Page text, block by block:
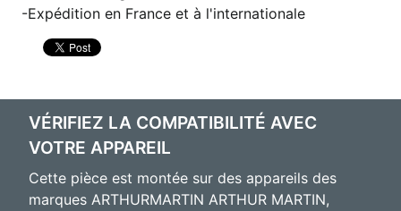
Expédition en France et à l'internationale
VÉRIFIEZ LA COMPATIBILITÉ AVEC
VOTRE APPAREIL
Cette pièce est montée sur des appareils des
marques ARTHURMARTIN ARTHUR MARTIN,